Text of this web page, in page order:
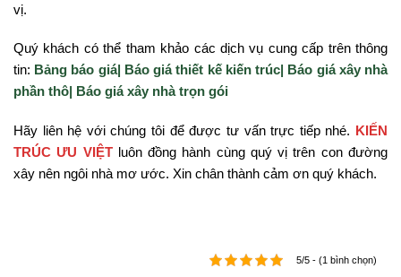
vị.
Quý khách có thể tham khảo các dịch vụ cung cấp trên thông
tin: Bảng báo giá| Báo giá thiết kế kiến trúc| Báo giá xây nhà
phần thô| Báo giá xây nhà trọn gói
Hãy liên hệ với chúng tôi để được tư vấn trực tiếp nhé. KIẾN
TRÚC ƯU VIỆT luôn đồng hành cùng quý vị trên con đường
xây nên ngôi nhà mơ ước. Xin chân thành cảm ơn quý khách.
5/5 - (1 bình chọn)